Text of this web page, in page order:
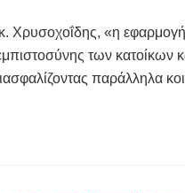
Χρυσοχοΐδης, «η εφαρμογή
των κατοίκων
παράλληλα